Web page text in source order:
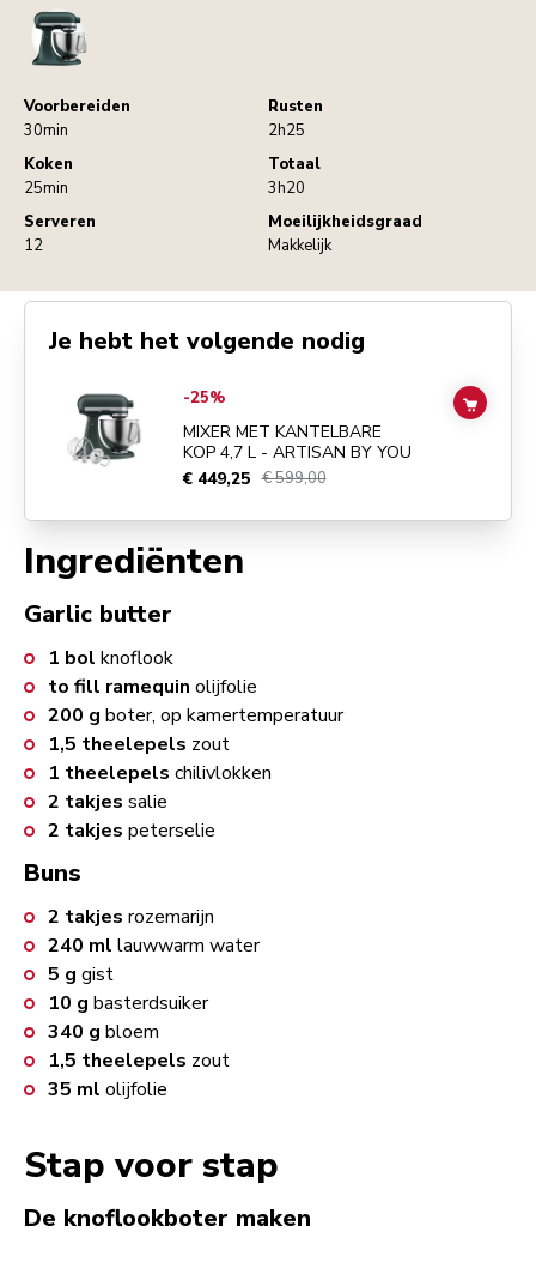
StandMixer
Voorbereiden
30min
Rusten
2h25
Koken
25min
Totaal
3h20
Serveren
12
Moeilijkheidsgraad
Makkelijk
Ingrediënten
Garlic butter
1 bol knoflook
to fill ramequin olijfolie
200 g boter, op kamertemperatuur
1,5 theelepels zout
1 theelepels chilivlokken
2 takjes salie
2 takjes peterselie
Buns
2 takjes rozemarijn
240 ml lauwwarm water
5 g gist
10 g basterdsuiker
340 g bloem
1,5 theelepels zout
35 ml olijfolie
Stap voor stap
De knoflookboter maken
Je hebt het volgende nodig
Go toMIXER MET KANTELBARE KOP 4,7 L - ARTISAN BY YOU
-25%
MIXER MET KANTELBARE
KOP 4,7 L - ARTISAN BY YOU
€ 449,25 € 599,00
ADD